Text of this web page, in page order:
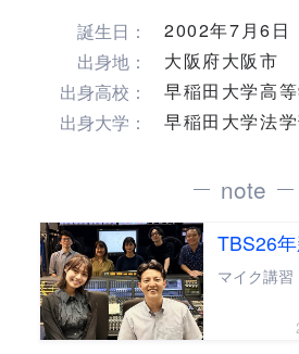
誕生日： 2002年7月6日
出身地： 大阪府大阪市
出身高校： 早稲田大学高
出身大学： 早稲田大学法
note
TBS26
マイク講